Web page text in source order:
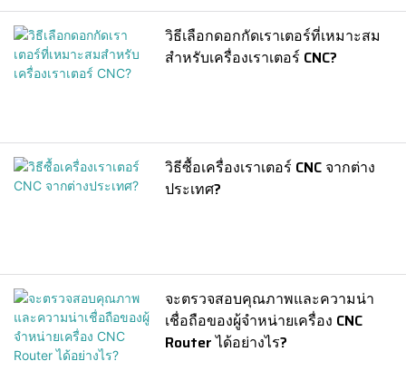
วิธีเลือกดอกกัดเราเตอร์ที่เหมาะสม
สำหรับเครื่องเราเตอร์ CNC?
วิธีซื้อเครื่องเราเตอร์ CNC จากต่าง
ประเทศ?
จะตรวจสอบคุณภาพและความน่า
เชื่อถือของผู้จำหน่ายเครื่อง CNC
Router ได้อย่างไร?